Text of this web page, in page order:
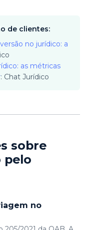
de clientes:
no jurídico: a
as métricas
: Chat Jurídico
sobre
pelo
no